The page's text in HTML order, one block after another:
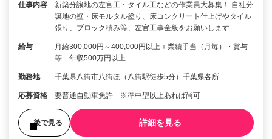
仕事内容
新築分譲地の左官工・タイル工などの作業員大募集！ 自社分
譲地の壁・床モルタル塗り、床コンクリート仕上げやタイル
張り、ブロック積み等、左官工事全般をお願いします…
給与
月給300,000円～400,000円以上＋業績手当（月毎）・賞与
等 年収500万円以上 …
勤務地 千葉県八街市八街ほ（八街駅徒歩5分）千葉県各所
応募資格 要普通自動車免許 ※準中型以上あれば尚可
後で見る 詳細を見る